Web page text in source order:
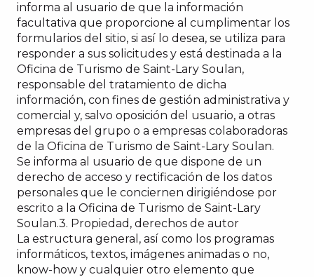
informa al usuario de que la información
facultativa que proporcione al cumplimentar los
formularios del sitio, si así lo desea, se utiliza para
responder a sus solicitudes y está destinada a la
Oficina de Turismo de Saint-Lary Soulan,
responsable del tratamiento de dicha
información, con fines de gestión administrativa y
comercial y, salvo oposición del usuario, a otras
empresas del grupo o a empresas colaboradoras
de la Oficina de Turismo de Saint-Lary Soulan.
Se informa al usuario de que dispone de un
derecho de acceso y rectificación de los datos
personales que le conciernen dirigiéndose por
escrito a la Oficina de Turismo de Saint-Lary
Soulan.3. Propiedad, derechos de autor
La estructura general, así como los programas
informáticos, textos, imágenes animadas o no,
know-how y cualquier otro elemento que